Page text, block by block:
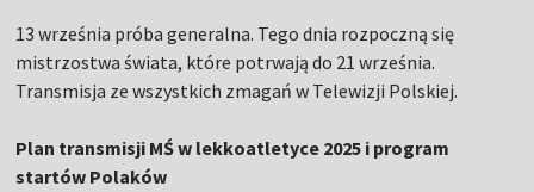
13 września próba generalna. Tego dnia rozpoczną się
mistrzostwa świata, które potrwają do 21 września.
Transmisja ze wszystkich zmagań w Telewizji Polskiej.
Plan transmisji MŚ w lekkoatletyce 2025 i program
startów Polaków